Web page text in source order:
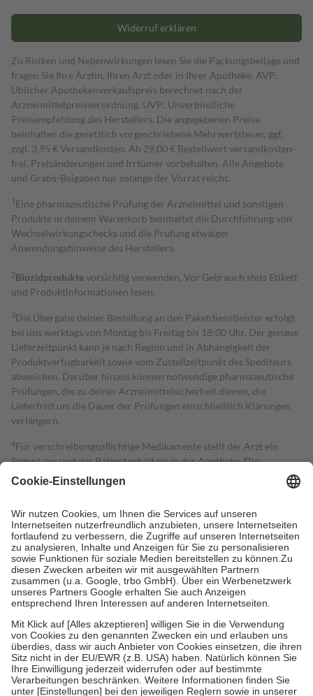
Widerruf erklären
Zu Risiken und Nebenwirkungen lesen Sie die Packungsbeilage und
fragen Sie Ihre Ärztin, Ihren Arzt oder in Ihrer Apotheke. AVP:
Üblicher Apothekenverkaufspreis berechnet nach der
Arzneimittelpreisverordnung. UVP: Unverbindliche
Preisempfehlung des Herstellers. Die angegebenen Preise
beinhalten die gesetzlich vorgeschriebene Mehrwertsteuer, ggf.
zzgl. 3,95 € Versandkosten. Ab 29,00 € Bestell­wert versand­kosten­
frei. Preisänderungen und Irrtümer vorbehalten. Alle Angebote
und Gratis-Beigaben nur solange der Vorrat reicht.
1 Eine pharmazeutische Prüfung der Arzneimittel und sonstigen
Produkte in deinem Warenkorb beinhaltet die Durchführung von
Wechselwirkungschecks und die Prüfung etwaiger
Anwendungshinweise des Herstellers.
2Biozidproduktevorsichtig verwenden. Vor Gebrauch stets Etikett
und Produktinformationen lesen.
3Die Übergabe deiner Bestellung an den Paketdienstleister erfolgt
bei uns werktags von Montag bis Freitag bis 18:00 Uhr. Der genaue
Lieferzeitpunkt kann je nach Region und in Abhängigkeit der
Produktverfügbarkeit sowie vom Zustellzeitpunkt des Spediteurs
abweichen. Darüber hinaus können notwendige pharmazeutische
Prüfungen, die zu deiner Arzneimittelsicherheit dienen, die
Lieferfrist um die Dauer der Prüfungen einschließlich Klärungen
verlängern.
4Für verschreibungspflichtige Medikamente stellt der Arzt ein
Rezept aus und der Patient erhält sie in der Apotheke. Die
gesetzliche Krankenversicherung übernimmt in der Regel die
Kosten dafür, der Versicherte trägt einen Teil davon als Zuzahlung
Grundsätzlich leisten Mitglieder Zuzahlungen in Höhe von zehn
Prozent des Abgabepreises,mindestens jedochfünf Euround
höchstens zehn Euro.Es sind jedoch nie mehr als die tatsächlichen
Kosten der Leistung zu entrichten.
Diese Regeln gelten grundsätzlich auch für Online-Apotheken.
Bei Heilmitteln und häuslicher Krankenpflege beträgt die
Zuzahlung zehn Prozent der Kosten sowie zehn Euro je
Verordnung.
Um das Engagement der Versicherten für ihre eigene Gesundheit zu
stärken und die besondere Stellung der Familie zu unterstützen,
fallenkeine Zuzahlungenan bei:
• Kindern und Jugendlichen bis zum vollendeten 18. Lebensjahr